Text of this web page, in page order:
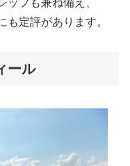
ップも兼ね備え、
定評があります。
ール